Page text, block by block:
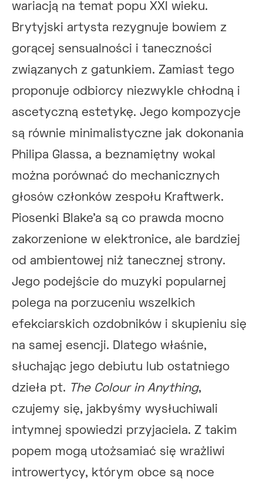
wariacją na temat popu XXI wieku.
Brytyjski artysta rezygnuje bowiem z
gorącej sensualności i taneczności
związanych z gatunkiem. Zamiast tego
proponuje odbiorcy niezwykle chłodną i
ascetyczną estetykę. Jego kompozycje
są równie minimalistyczne jak dokonania
Philipa Glassa, a beznamiętny wokal
można porównać do mechanicznych
głosów członków zespołu Kraftwerk.
Piosenki Blake’a są co prawda mocno
zakorzenione w elektronice, ale bardziej
od ambientowej niż tanecznej strony.
Jego podejście do muzyki popularnej
polega na porzuceniu wszelkich
efekciarskich ozdobników i skupieniu się
na samej esencji. Dlatego właśnie,
słuchając jego debiutu lub ostatniego
dzieła pt.
The Colour in Anything,
czujemy się, jakbyśmy wysłuchiwali
intymnej spowiedzi przyjaciela. Z takim
popem mogą utożsamiać się wrażliwi
introwertycy, którym obce są noce